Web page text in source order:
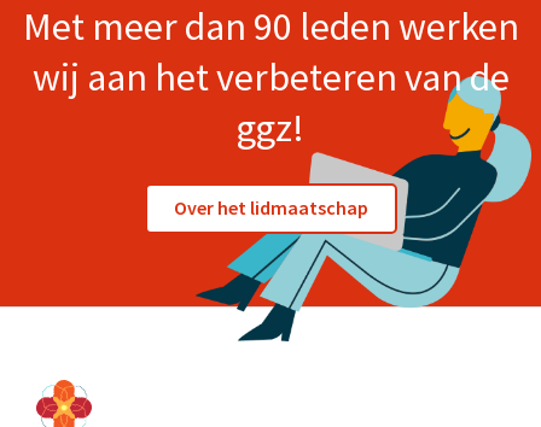
Met meer dan 90 leden werken
wij aan het verbeteren van de
ggz!
Over het lidmaatschap